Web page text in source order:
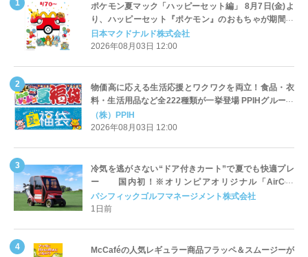
ポケモン夏マック「ハッピーセット編」 8月7日(金)よ
り、ハッピーセット『ポケモン』のおもちゃが期間限
定登場
日本マクドナルド株式会社
2026年08月03日 12:00
物価高に応える生活応援とワクワクを両立！食品・衣
料・生活用品など全222種類が一挙登場 PPIHグループ
「夏福袋」＆セール 8月6日(木)より順次スタート
（株）PPIH
2026年08月03日 12:00
冷気を逃がさない“ドア付きカート”で夏でも快適プレ
ー 国内初！※オリンピアオリジナル「AirCon
Cart（エアコンカート）」導入 | ＰＧＭ
パシフィックゴルフマネージメント株式会社
1日前
McCaféの人気レギュラー商品フラッペ＆スムージーが